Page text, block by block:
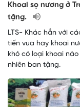
Khoai sọ nương ở
tặng.
LTS- Khác hẳn với
tiến vua hay khoai
khó có loại khoai
nhiên ban tặng.